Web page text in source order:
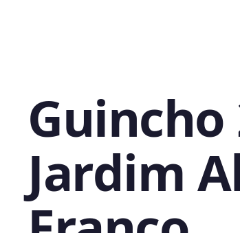
Guincho
Jardim